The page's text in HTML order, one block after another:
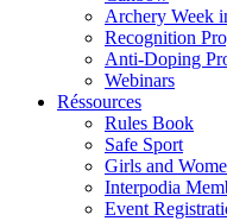
Archery Week
Recognition
Anti-Doping
Webinars
Réssources
Rules Book
Safe Sport
Girls and
Interpodia
Event